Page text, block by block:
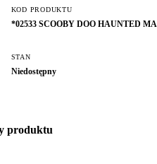
KOD PRODUKTU
*02533 SCOOBY DOO HAUNTED
STAN
Niedostępny
produktu